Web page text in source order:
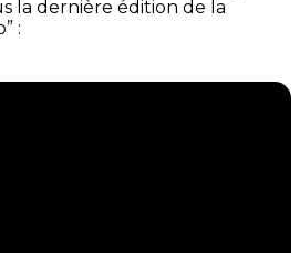
la dernière édition de la
: